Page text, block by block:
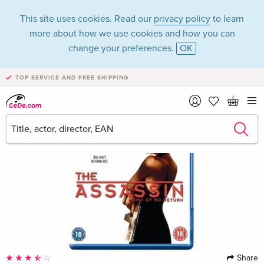
This site uses cookies. Read our privacy policy to learn
more about how we use cookies and how you can
change your preferences. OK
TOP SERVICE AND FREE SHIPPING
Share